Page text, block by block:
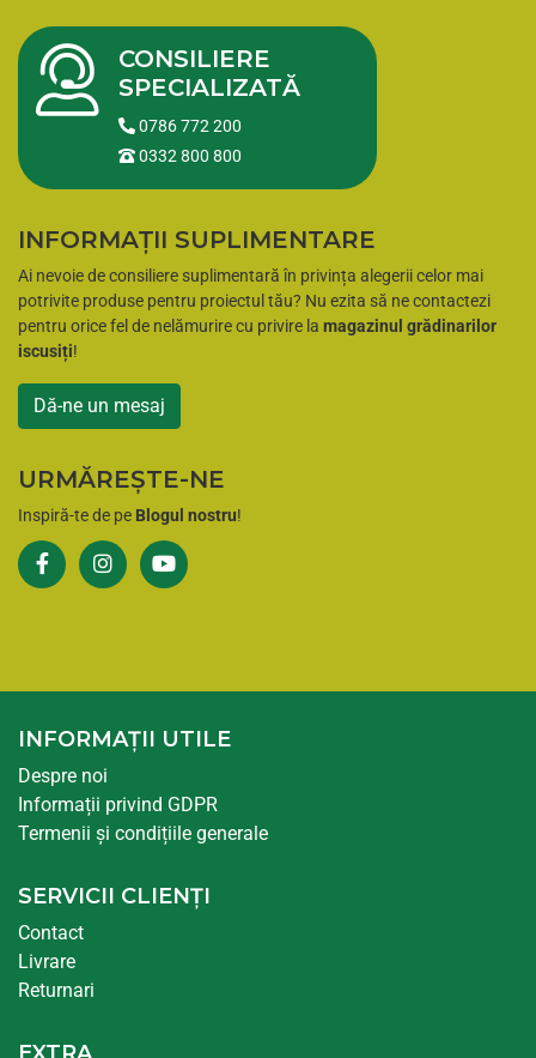
CONSILIERE
SPECIALIZATĂ
0786 772 200
0332 800 800
INFORMAȚII SUPLIMENTARE
Ai nevoie de consiliere suplimentară în privința alegerii celor mai
potrivite produse pentru proiectul tău? Nu ezita să ne contactezi
pentru orice fel de nelămurire cu privire la magazinul grădinarilor
iscusiți!
Dă-ne un mesaj
URMĂREȘTE-NE
Inspiră-te de pe Blogul nostru!
INFORMAȚII UTILE
Despre noi
Informații privind GDPR
Termenii și condițiile generale
SERVICII CLIENȚI
Contact
Livrare
Returnari